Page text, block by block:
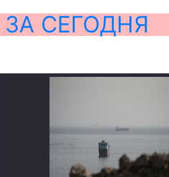
СЕГОДНЯ